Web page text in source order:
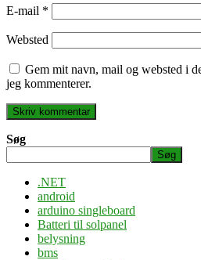
E-mail *
Websted
Gem mit navn, mail og websted i
jeg kommenterer.
Søg
Søg
.NET
android
arduino singleboard
Batteri til solpanel
belysning
bms